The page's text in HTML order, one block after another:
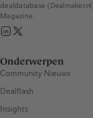
Onderwerpen
Community Nieuws
Dealflash
Insights
dealdatabase
Magazine.